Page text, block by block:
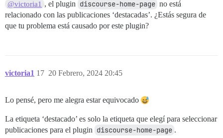
@victoria1 , el plugin discourse-home-page no está
relacionado con las publicaciones ‘destacadas’. ¿Estás segura de
que tu problema está causado por este plugin?
victoria1 20 Febrero, 2024 20:45
17
Lo pensé, pero me alegra estar equivocado
La etiqueta ‘destacado’ es solo la etiqueta que elegí para seleccionar
publicaciones para el plugin discourse-home-page .